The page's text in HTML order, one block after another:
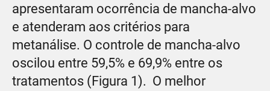
apresentaram ocorrência de mancha-alvo
e atenderam aos critérios para
metanálise. O controle de mancha-alvo
oscilou entre 59,5% e 69,9% entre os
tratamentos (Figura 1). O melhor